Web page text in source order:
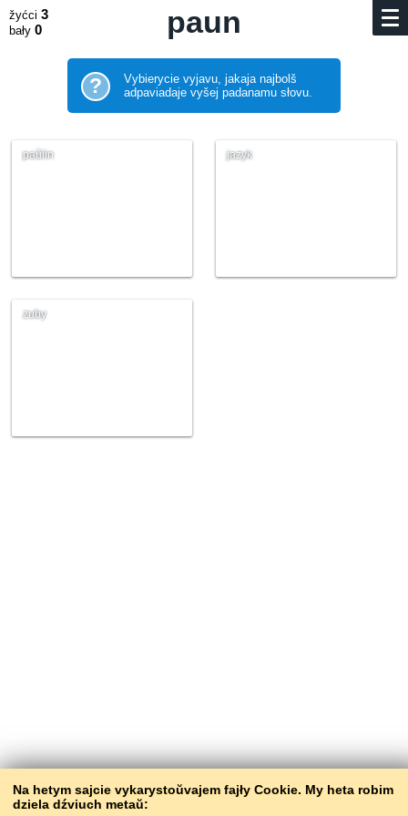
Na hetym sajcie vykarystoŭvajem fajły Cookie. My heta robim
dziela dźviuch metaŭ:
žyćci 3
bały 0 paun
?
Vybierycie vyjavu, jakaja najbolš
adpaviadaje vyšej padanamu słovu.
paŭlin jazyk
zuby